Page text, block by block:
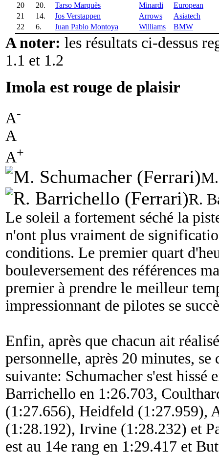
20
20. Tarso Marquès Minardi
European
21
14. Jos Verstappen Arrows
Asiatech
22
6. Juan Pablo Montoya Williams BMW
A noter: les résultats ci-dessus
1.1 et 1.2
Imola est rouge de plaisir
A-
A
A+
R.
Le soleil a fortement séché la
n'ont plus vraiment de
conditions. Le premier quart
bouleversement des références
premier à prendre le meilleur
impressionnant de pilotes se
Enfin, après que chacun ait
personnelle, après 20 minutes, se
suivante: Schumacher s'est hissé
Barrichello en 1:26.703,
(1:27.656), Heidfeld (1:27.959),
(1:28.192), Irvine (1:28.232) et
est au 14e rang en 1:29.417 et